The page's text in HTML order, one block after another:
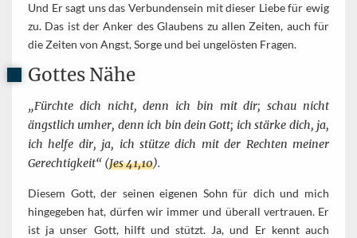
Und Er sagt uns das Verbundensein mit dieser Liebe für ewig
zu. Das ist der Anker des Glaubens zu allen Zeiten, auch für
die Zeiten von Angst, Sorge und bei ungelösten Fragen.
Gottes Nähe
„Fürchte dich nicht, denn ich bin mit dir; schau nicht
ängstlich umher, denn ich bin dein Gott; ich stärke dich, ja,
ich helfe dir, ja, ich stütze dich mit der Rechten meiner
Gerechtigkeit“ (Jes 41,10).
Diesem Gott, der seinen eigenen Sohn für dich und mich
hingegeben hat, dürfen wir immer und überall vertrauen. Er
ist ja unser Gott, hilft und stützt. Ja, und Er kennt auch